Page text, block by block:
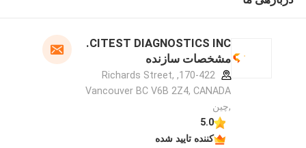
CITEST DIAGNOSTICS INC.
مشخصات سازنده
170-422, Richards Street,
Vancouver BC V6B 2Z4, CANADA
,چین
5.0
کننده تایید شده